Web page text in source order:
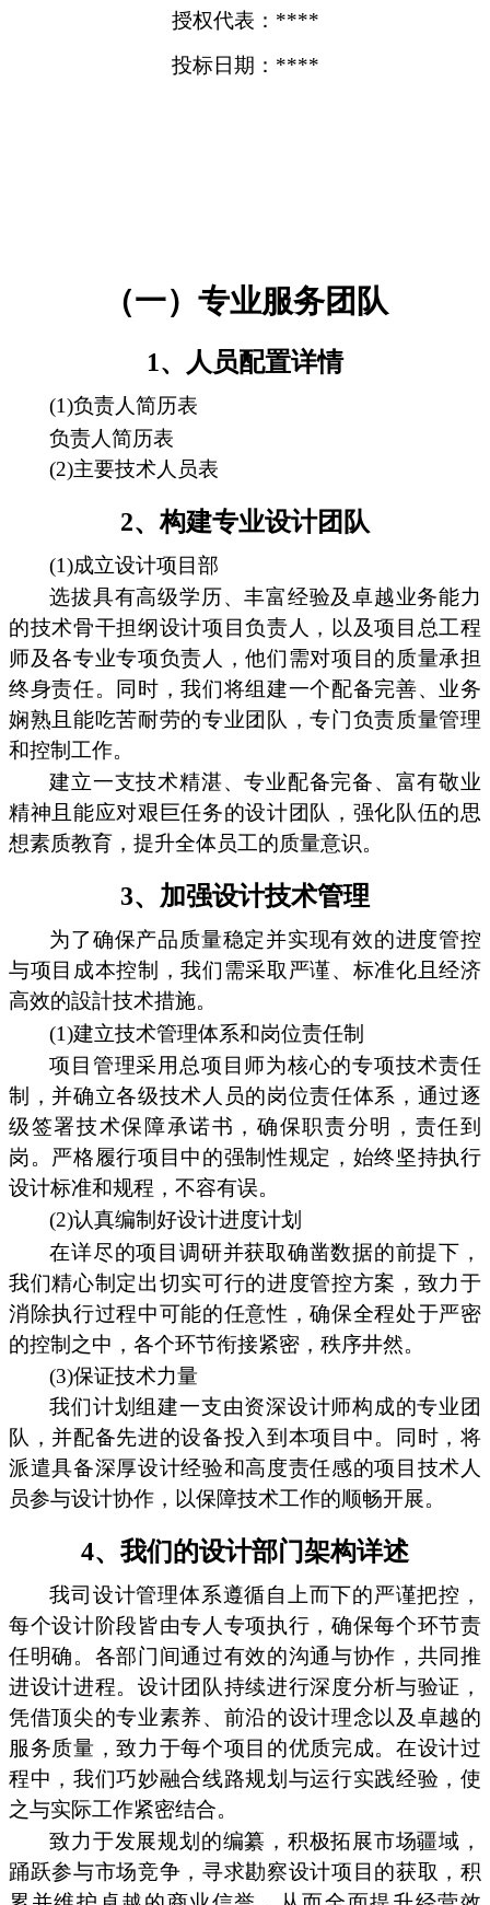
授权代表：****
投标日期：****
（一）专业服务团队
1、人员配置详情
(1)负责人简历表
负责人简历表
(2)主要技术人员表
2、构建专业设计团队
(1)成立设计项目部
选拔具有高级学历、丰富经验及卓越业务能力
的技术骨干担纲设计项目负责人，以及项目总工程
师及各专业专项负责人，他们需对项目的质量承担
终身责任。同时，我们将组建一个配备完善、业务
娴熟且能吃苦耐劳的专业团队，专门负责质量管理
和控制工作。
建立一支技术精湛、专业配备完备、富有敬业
精神且能应对艰巨任务的设计团队，强化队伍的思
想素质教育，提升全体员工的质量意识。
3、加强设计技术管理
为了确保产品质量稳定并实现有效的进度管控
与项目成本控制，我们需采取严谨、标准化且经济
高效的設計技术措施。
(1)建立技术管理体系和岗位责任制
项目管理采用总项目师为核心的专项技术责任
制，并确立各级技术人员的岗位责任体系，通过逐
级签署技术保障承诺书，确保职责分明，责任到
岗。严格履行项目中的强制性规定，始终坚持执行
设计标准和规程，不容有误。
(2)认真编制好设计进度计划
在详尽的项目调研并获取确凿数据的前提下，
我们精心制定出切实可行的进度管控方案，致力于
消除执行过程中可能的任意性，确保全程处于严密
的控制之中，各个环节衔接紧密，秩序井然。
(3)保证技术力量
我们计划组建一支由资深设计师构成的专业团
队，并配备先进的设备投入到本项目中。同时，将
派遣具备深厚设计经验和高度责任感的项目技术人
员参与设计协作，以保障技术工作的顺畅开展。
4、我们的设计部门架构详述
我司设计管理体系遵循自上而下的严谨把控，
每个设计阶段皆由专人专项执行，确保每个环节责
任明确。各部门间通过有效的沟通与协作，共同推
进设计进程。设计团队持续进行深度分析与验证，
凭借顶尖的专业素养、前沿的设计理念以及卓越的
服务质量，致力于每个项目的优质完成。在设计过
程中，我们巧妙融合线路规划与运行实践经验，使
之与实际工作紧密结合。
致力于发展规划的编纂，积极拓展市场疆域，
踊跃参与市场竞争，寻求勘察设计项目的获取，积